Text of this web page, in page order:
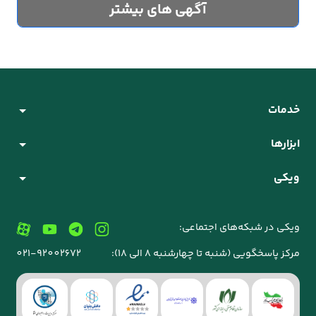
آگهی های بیشتر
خدمات
ابزارها
ویکی
ویکی در شبکه‌های اجتماعی:
مرکز پاسخگویی (شنبه تا چهارشنبه 8 الی 18):
021-92002672